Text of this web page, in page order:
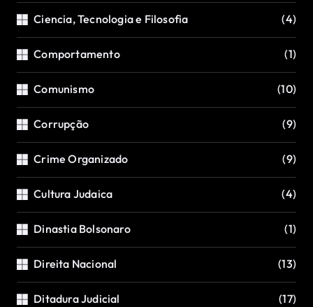
Ciencia, Tecnologia e Filosofia (4)
Comportamento (1)
Comunismo (10)
Corrupção (9)
Crime Organizado (9)
Cultura Judaica (4)
Dinastia Bolsonaro (1)
Direita Nacional (13)
Ditadura Judicial (17)